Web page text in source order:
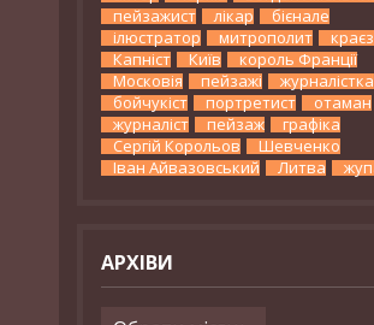
пейзажист
лікар
бієнале
ілюстратор
митрополит
Капніст
Київ
король Франції
Московія
пейзажі
журналістка
бойчукіст
портретист
отаман
журналіст
пейзаж
графіка
Сергій Корольов
Шевченко
Іван Айвазовський
Литва
АРХІВИ